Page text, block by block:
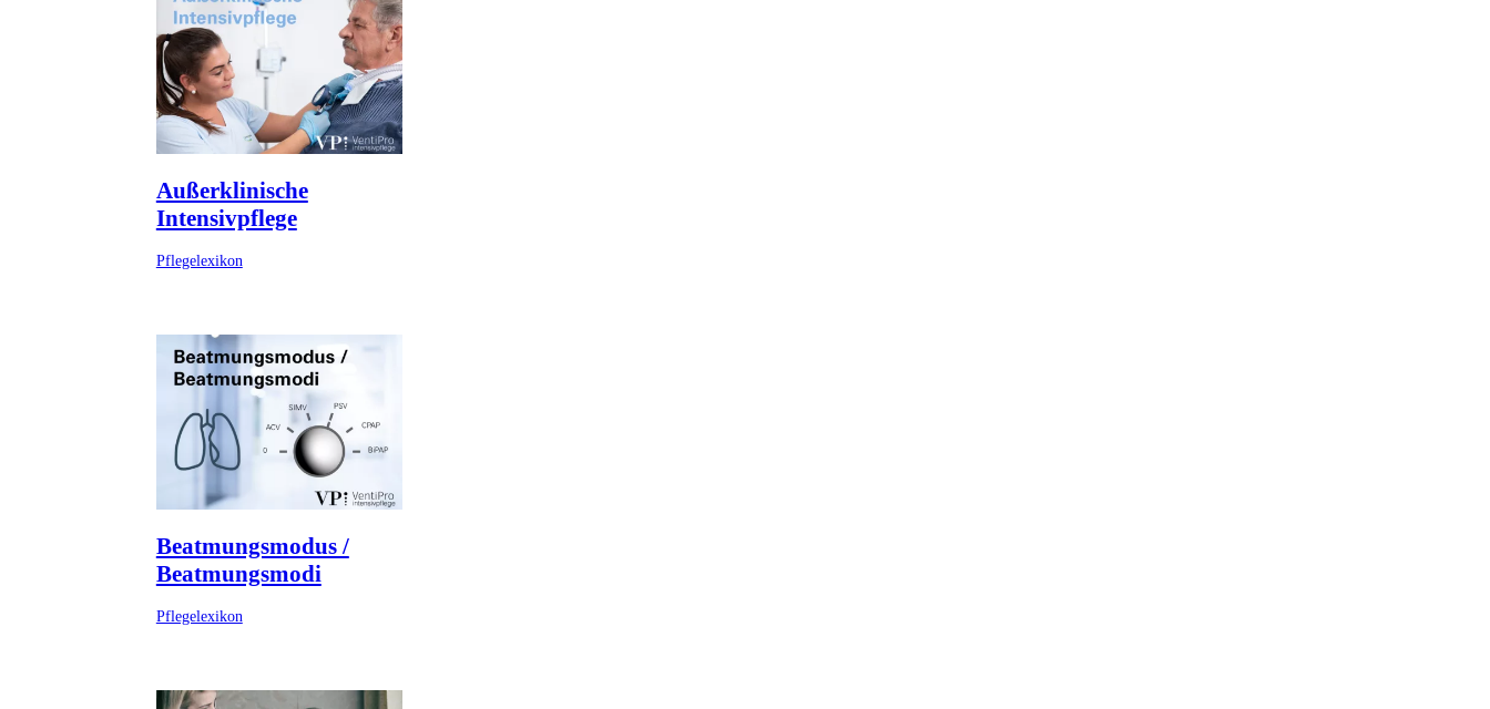
Außerklinische
Intensivpflege
Pflegelexikon
Beatmungsmodus /
Beatmungsmodi
Pflegelexikon